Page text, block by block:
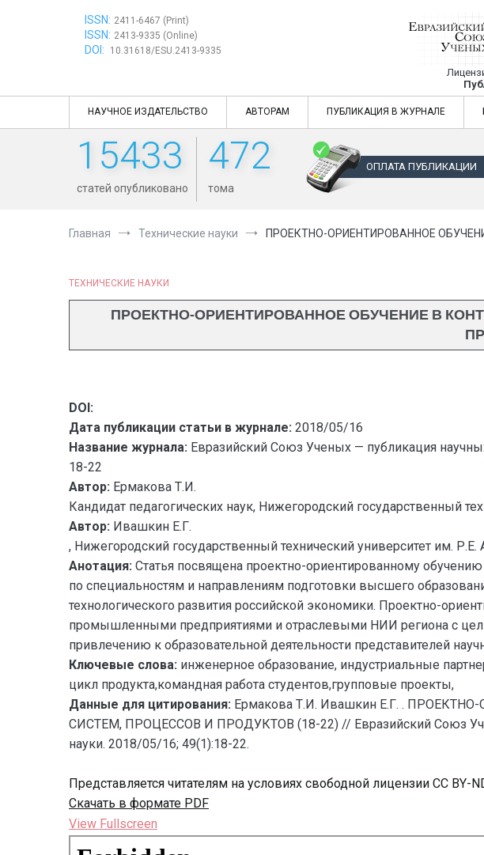
ISSN: 2411-6467 (Print)
ISSN: 2413-9335 (Online)
DOI: 10.31618/ESU.2413-9335
Евразийский Союз
НАУЧНОЕ ИЗДАТЕЛЬСТВО АВТОРАМ ПУБЛИКАЦИЯ В ЖУРНАЛЕ
15433
статей опубликовано
472
тома
ОПЛАТА ПУБЛИКАЦИИ
Главная Технические науки ПРОЕКТНО-ОРИЕНТИРОВАННОЕ
ТЕХНИЧЕСКИЕ НАУКИ
ПРОЕКТНО-ОРИЕНТИРОВАННОЕ ОБУЧЕНИЕ В
DOI:
Дата публикации статьи в журнале: 2018/05/16
Название журнала: Евразийский Союз Ученых — публикация
18-22
Автор: Ермакова Т.И.
Кандидат педагогических наук, Нижегородский государственный
Автор: Ивашкин Е.Г.
, Нижегородский государственный технический университет им. Р.Е.
Анотация: Статья посвящена проектно-ориентированному обучению
по специальностям и направлениям подготовки высшего
технологического развития российской экономики. Проектно-
промышленными предприятиями и отраслевыми НИИ региона с
привлечению к образовательной деятельности представителей
Ключевые слова: инженерное образование, индустриальные
цикл продукта,командная работа студентов,групповые проекты,
Данные для цитирования: Ермакова Т.И. Ивашкин Е.Г. .
СИСТЕМ, ПРОЦЕССОВ И ПРОДУКТОВ (18-22) // Евразийский Союз
науки. 2018/05/16; 49(1):18-22.
Представляется читателям на условиях свободной лицензии CC BY-
Скачать в формате PDF
View Fullscreen
Перейти